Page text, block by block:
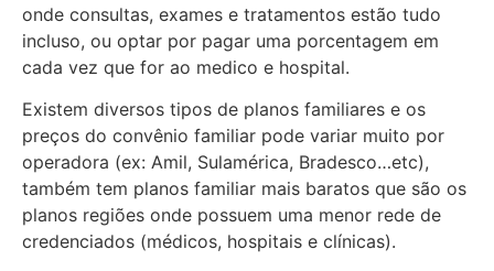
onde consultas, exames e tratamentos estão tudo
incluso, ou optar por pagar uma porcentagem em
cada vez que for ao medico e hospital.
Existem diversos tipos de planos familiares e os
preços do convênio familiar pode variar muito por
operadora (ex: Amil, Sulamérica, Bradesco…etc),
também tem planos familiar mais baratos que são os
planos regiões onde possuem uma menor rede de
credenciados (médicos, hospitais e clínicas).